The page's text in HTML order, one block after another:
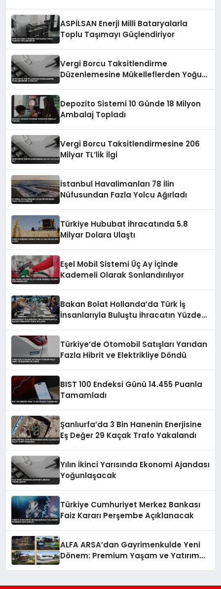
ASPİLSAN Enerji Milli Bataryalarla
Toplu Taşımayı Güçlendiriyor
Vergi Borcu Taksitlendirme
Düzenlemesine Mükelleflerden Yoğun
Depozito Sistemi 10 Günde 18 Milyon
Ambalaj Topladı
Vergi Borcu Taksitlendirmesine 206
Milyar TL’lik İlgi
İstanbul Havalimanları 78 İlin
Nüfusundan Fazla Yolcu Ağırladı
Türkiye Hububat İhracatında 5.8
Milyar Dolara Ulaştı
Eşel Mobil Sistemi Üç Ay İçinde
Kademeli Olarak Sonlandırılıyor
Bakan Bolat Hollanda’da Türk İş
İnsanlarıyla Buluştu İhracatın Yüzde
Türkiye’de Otomobil Satışları Yarıdan
Fazla Hibrit ve Elektrikliye Döndü
BIST 100 Endeksi Günü 14.455 Puanla
Tamamladı
Şanlıurfa’da 3 Bin Hanenin Enerjisine
Eş Değer 29 Kaçak Trafo Yakalandı
Yılın İkinci Yarısında Ekonomi Ajandası
Yoğunlaşacak
Türkiye Cumhuriyet Merkez Bankası
Faiz Kararı Perşembe Açıklanacak
ALFA ARSA’dan Gayrimenkulde Yeni
Dönem: Premium Yaşam ve Yatırım